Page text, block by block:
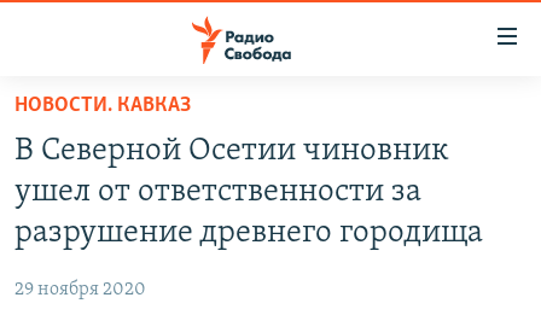
упрощенного
доступа
основному
Вернутся
ПОДКАСТЫ
МНЕНИЯ
НОВОСТИ. КАВКАЗ
В Северной Осетии чиновник
ушел от ответственности за
разрушение древнего городища
29 ноября 2020